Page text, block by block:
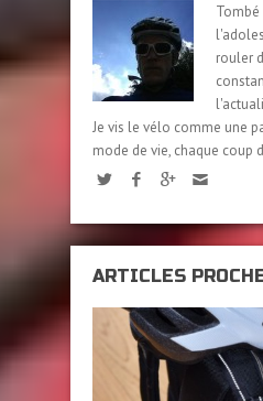
rouler
Je vis le vélo comme une
mode de vie, chaque coup
ARTICLES